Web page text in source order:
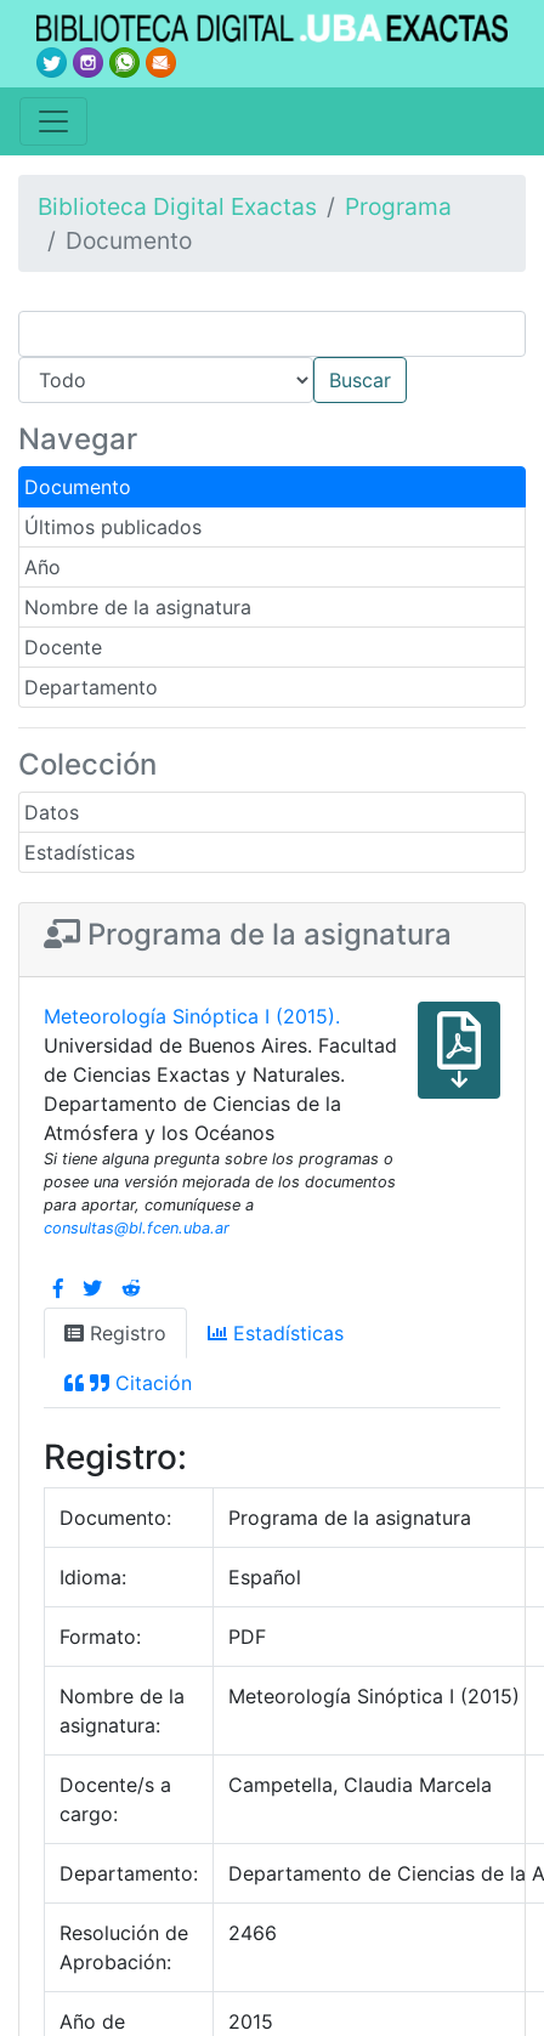
Biblioteca Digital Exactas
Programa
Documento
Navegar
Documento
Últimos publicados
Año
Nombre de la asignatura
Docente
Departamento
Colección
Datos
Estadísticas
Programa de la asignatura
Meteorología Sinóptica I (2015).
Universidad de Buenos Aires. Facultad
de Ciencias Exactas y Naturales.
Departamento de Ciencias de la
Atmósfera y los Océanos
Si tiene alguna pregunta sobre los programas o
posee una versión mejorada de los documentos
para aportar, comuníquese a
consultas@bl.fcen.uba.ar
Registro Estadísticas
Citación
Registro:
Documento: Programa de la asignatura
Idioma: Español
Formato: PDF
Nombre de la
asignatura:
Meteorología Sinóptica I (2015)
Docente/s a
cargo:
Campetella, Claudia Marcela
Departamento: Departamento de Ciencias de la
Resolución de
Aprobación:
2466
Año de
2015